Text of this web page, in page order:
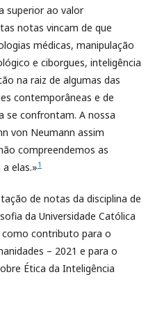
superior ao valor
notas vincam de que
médicas, manipulação
e ciborgues, inteligência
na raiz de algumas das
contemporâneas e de
se confrontam. A nossa
von Neumann assim
compreendemos as
elas.»1
de notas da disciplina de
da Universidade Católica
como contributo para o
– 2021 e para o
Ética da Inteligência